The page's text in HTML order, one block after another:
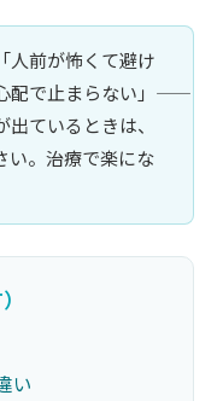
人前が怖くて避け
で止まらない」――
ているときは、
い。治療で楽にな
い